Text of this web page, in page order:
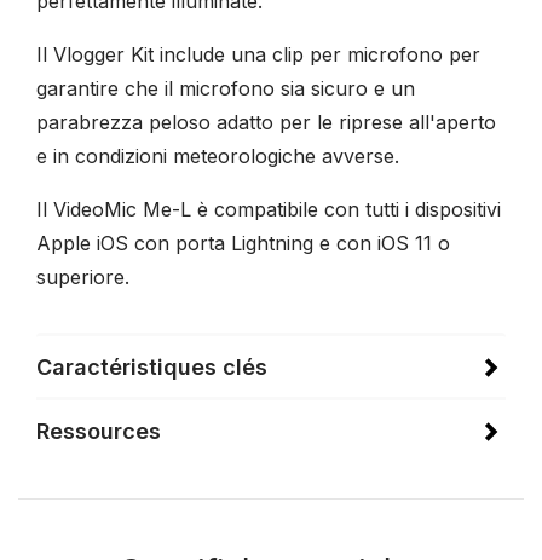
Il Vlogger Kit include una clip per microfono per
garantire che il microfono sia sicuro e un
parabrezza peloso adatto per le riprese all'aperto
e in condizioni meteorologiche avverse.
Il VideoMic Me-L è compatibile con tutti i dispositivi
Apple iOS con porta Lightning e con iOS 11 o
superiore.
Caractéristiques clés
Ressources